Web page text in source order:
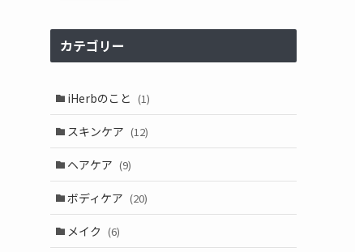
カテゴリー
iHerbのこと (1)
スキンケア (12)
ヘアケア (9)
ボディケア (20)
メイク (6)